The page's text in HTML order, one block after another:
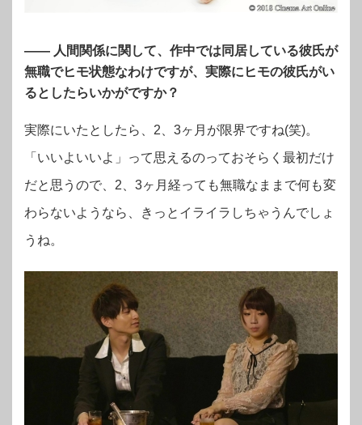
―― 人間関係に関して、作中では同居している彼氏が
無職でヒモ状態なわけですが、実際にヒモの彼氏がい
るとしたらいかがですか？
実際にいたとしたら、2、3ヶ月が限界ですね(笑)。
「いいよいいよ」って思えるのっておそらく最初だけ
だと思うので、2、3ヶ月経っても無職なままで何も変
わらないようなら、きっとイライラしちゃうんでしょ
うね。